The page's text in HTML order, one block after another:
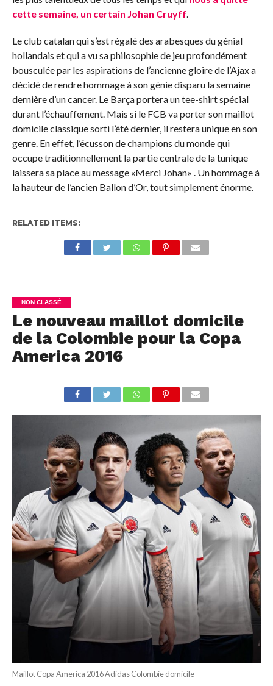
cette semaine, un certain Johan Cruyff
Le club catalan qui s’est régalé des arabesques du génial
hollandais et qui a vu sa philosophie de jeu profondément
bousculée par les aspirations de l’ancienne gloire de l’Ajax a
décidé de rendre hommage à son génie disparu la semaine
dernière d’un cancer. Le Barça portera un tee-shirt spécial
durant l’échauffement. Mais si le FCB va porter son maillot
domicile classique sorti l’été dernier, il restera unique en son
genre. En effet, l’écusson de champions du monde qui
occupe traditionnellement la partie centrale de la tunique
laissera sa place au message «Merci Johan» . Un hommage à
la hauteur de l’ancien Ballon d’Or, tout simplement énorme.
RELATED ITEMS:
NON CLASSÉ
Le nouveau maillot domicile
de la Colombie pour la Copa
America 2016
Maillot Copa America 2016 Adidas Colombie domicile